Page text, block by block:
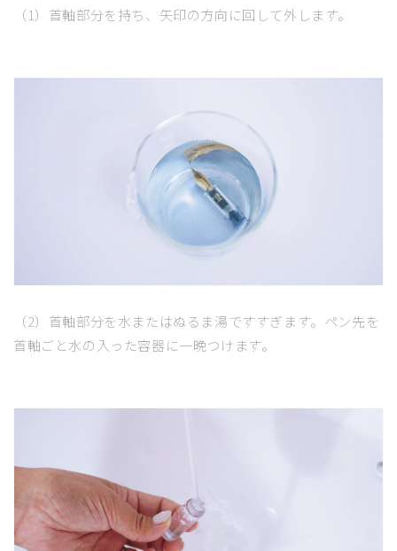
（1） 首軸部分を持ち、矢印の方向に回して外します。
（2）首軸部分を水またはぬるま湯ですすぎます。ペン先を
首軸ごと水の入った容器に一晩つけます。